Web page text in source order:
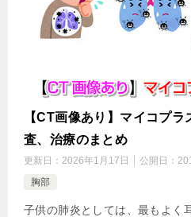
【CT画像あり】マイコプ
査、治療のまとめ
更新日： 2026年1月17日 公開日：
胸部
子供の肺炎としては、最もよく